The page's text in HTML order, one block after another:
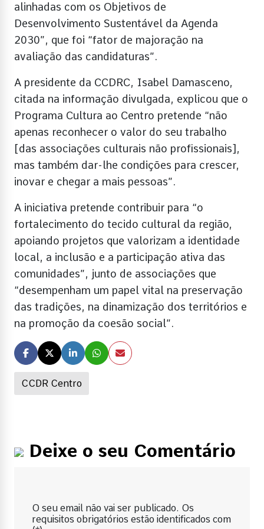
CCDR Centro
alinhadas com os Objetivos de
Desenvolvimento Sustentável da Agenda
2030”, que foi “fator de majoração na
avaliação das candidaturas”.
A presidente da CCDRC, Isabel Damasceno,
citada na informação divulgada, explicou que o
Programa Cultura ao Centro pretende “não
apenas reconhecer o valor do seu trabalho
[das associações culturais não profissionais],
mas também dar-lhe condições para crescer,
inovar e chegar a mais pessoas”.
A iniciativa pretende contribuir para “o
fortalecimento do tecido cultural da região,
apoiando projetos que valorizam a identidade
local, a inclusão e a participação ativa das
comunidades”, junto de associações que
“desempenham um papel vital na preservação
das tradições, na dinamização dos territórios e
na promoção da coesão social”.
Deixe o seu Comentário
O seu email não vai ser publicado. Os
requisitos obrigatórios estão identificados com